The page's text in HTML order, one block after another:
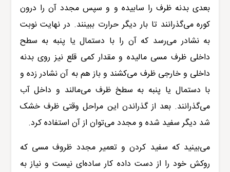
بعدی بدنه ظرف را سابیده و و سپس مجدد آن را درون
کوره می‌گذرانند تا بار دیگر حرارت ببینند. در نهایت نوبت
به نشادر می‌رسد که آن را با دستمال یا پنبه به سطح
داخلی ظرف مسی مالیده و مقدار کمی قلع نیز روی بدنه
داخلی و خارجی ظرف می‌کشند و باز هم به آن نشادر زده و
با دستمال یا پنبه به سطخ ظرف می‌مالند و داخل آب
می‌گذرانند. بعد از گذراندن این مراحل وقتی ظرف خشک
شد دیگر سفید شده و مجدد می‌توان از آن استفاده کرد.
می‌بینید که سفید کردن و تعمیر مجدد ظروف مسی که
روکش خود را از دست داده کار ساده‌ای نیست و نیاز به